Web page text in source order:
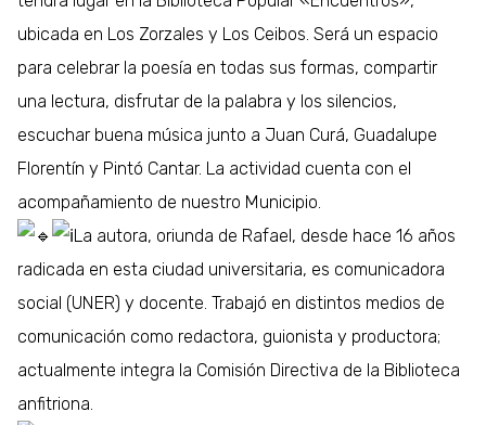
ubicada en Los Zorzales y Los Ceibos. Será un espacio
para celebrar la poesía en todas sus formas, compartir
una lectura, disfrutar de la palabra y los silencios,
escuchar buena música junto a Juan Curá, Guadalupe
Florentín y Pintó Cantar. La actividad cuenta con el
acompañamiento de nuestro Municipio.
La autora, oriunda de Rafael, desde hace 16 años
radicada en esta ciudad universitaria, es comunicadora
social (UNER) y docente. Trabajó en distintos medios de
comunicación como redactora, guionista y productora;
actualmente integra la Comisión Directiva de la Biblioteca
anfitriona.